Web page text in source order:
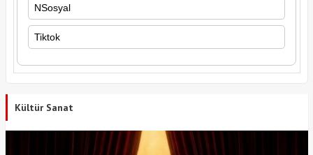
NSosyal
Tiktok
Kültür Sanat